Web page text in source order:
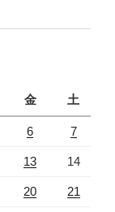
金 土
6 7
13 14
20 21